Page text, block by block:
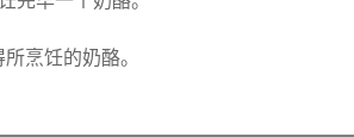
烹饪的奶酪。